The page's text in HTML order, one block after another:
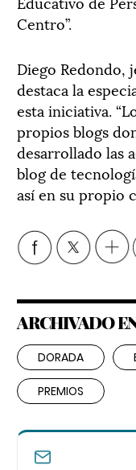
Centro”.
Diego Redondo,
destaca la
esta iniciativa.
propios blogs
desarrollado las
blog de
así en su propio
ARCHIVADO
DORADA
PREMIOS